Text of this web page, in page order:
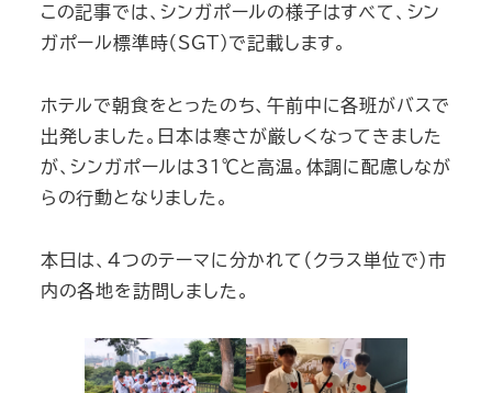
この記事では、シンガポールの様子はすべて、シン
ガポール標準時（SGT）で記載します。
ホテルで朝食をとったのち、午前中に各班がバスで
出発しました。日本は寒さが厳しくなってきました
が、シンガポールは31℃と高温。体調に配慮しなが
らの行動となりました。
本日は、4つのテーマに分かれて（クラス単位で）市
内の各地を訪問しました。